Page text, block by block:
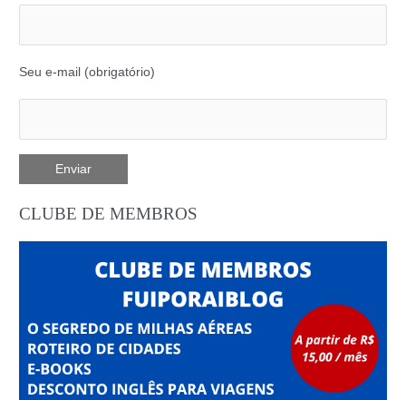
Seu e-mail (obrigatório)
CLUBE DE MEMBROS